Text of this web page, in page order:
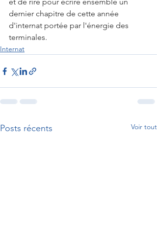
et de rire pour écrire ensemble un
dernier chapitre de cette année
d'internat portée par l'énergie des
terminales.
Internat
Posts récents Voir tout